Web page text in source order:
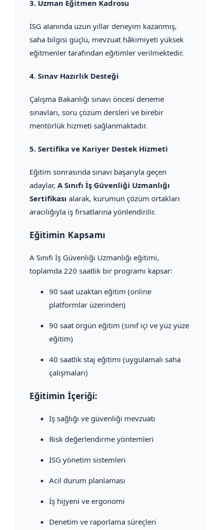
3. Uzman Eğitmen Kadrosu
İSG alanında uzun yıllar deneyim kazanmış,
saha bilgisi güçlü, mevzuat hâkimiyeti yüksek
eğitmenler tarafından eğitimler verilmektedir.
4. Sınav Hazırlık Desteği
Çalışma Bakanlığı sınavı öncesi deneme
sınavları, soru çözüm dersleri ve birebir
mentörlük hizmeti sağlanmaktadır.
5. Sertifika ve Kariyer Destek Hizmeti
Eğitim sonrasında sınavı başarıyla geçen
adaylar, A Sınıfı İş Güvenliği Uzmanlığı
Sertifikası alarak, kurumun çözüm ortakları
aracılığıyla iş fırsatlarına yönlendirilir.
Eğitimin Kapsamı
A Sınıfı İş Güvenliği Uzmanlığı eğitimi,
toplamda 220 saatlik bir programı kapsar:
90 saat uzaktan eğitim (online
platformlar üzerinden)
90 saat örgün eğitim (sınıf içi ve yüz yüze
eğitim)
40 saatlik staj eğitimi (uygulamalı saha
çalışmaları)
Eğitimin İçeriği:
İş sağlığı ve güvenliği mevzuatı
Risk değerlendirme yöntemleri
İSG yönetim sistemleri
Acil durum planlaması
İş hijyeni ve ergonomi
Denetim ve raporlama süreçleri